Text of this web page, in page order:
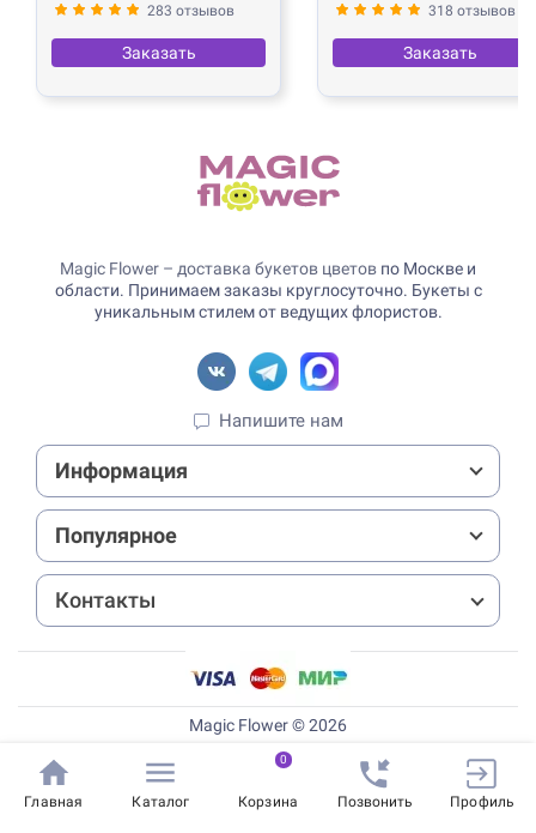
Главная Каталог
0
Корзина Позвонить Профиль
283 отзывов
Заказать
318 отзывов
Заказать
Magic Flower – доставка букетов цветов по Москве и
области. Принимаем заказы круглосуточно. Букеты с
уникальным стилем от ведущих флористов.
Напишите нам
Информация
Популярное
Контакты
Magic Flower © 2026